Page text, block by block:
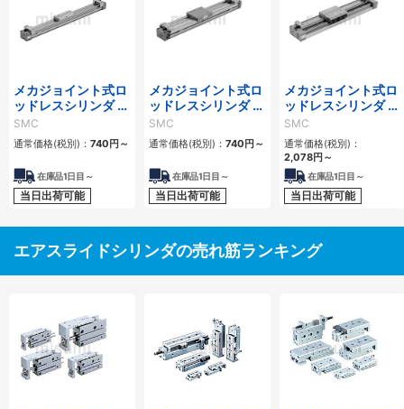
メカジョイント式ロ
ッドレスシリンダ 基
本形 MY1Bシリーズ
SMC
通常価格(税別)： 740円～
在庫品1日目～
当日出荷可能
メカジョイント式ロ
ッドレスシリンダ カ
ムフォロアガイド形
MY1Cシリーズ
SMC
通常価格(税別)： 740円～
在庫品1日目～
当日出荷可能
メカジョイント式ロ
ッドレスシリンダ リ
ニアガイド形 MY1H
シリーズ
SMC
通常価格(税別)：
2,078円～
在庫品1日目～
当日出荷可能
エアスライドシリンダの売れ筋ランキング